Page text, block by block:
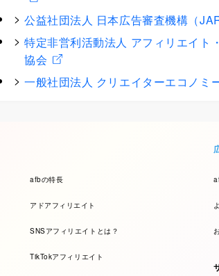
公益社団法人 日本広告審査機構（
特定非営利活動法人 アフィリエイト
協会
一般社団法人 クリエイターエコノミ
afbの特長
アドアフィリエイト
SNSアフィリエイトとは？
TikTokアフィリエイト